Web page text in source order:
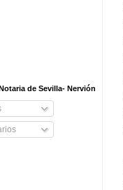
de Sevilla- Nervión